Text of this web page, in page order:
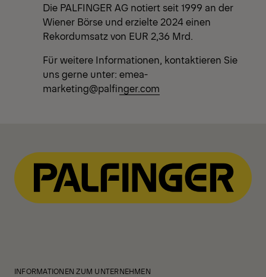
Die PALFINGER AG notiert seit 1999 an der
Wiener Börse und erzielte 2024 einen
Rekordumsatz von EUR 2,36 Mrd.
Für weitere Informationen, kontaktieren Sie
uns gerne unter: emea-
marketing@palfinger.com
INFORMATIONEN ZUM UNTERNEHMEN